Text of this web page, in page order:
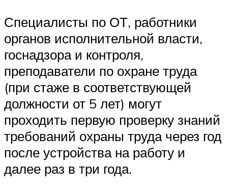
Специалисты по ОТ, работники
органов исполнительной власти,
госнадзора и контроля,
преподаватели по охране труда
(при стаже в соответствующей
должности от 5 лет) могут
проходить первую проверку знаний
требований охраны труда через год
после устройства на работу и
далее раз в три года.